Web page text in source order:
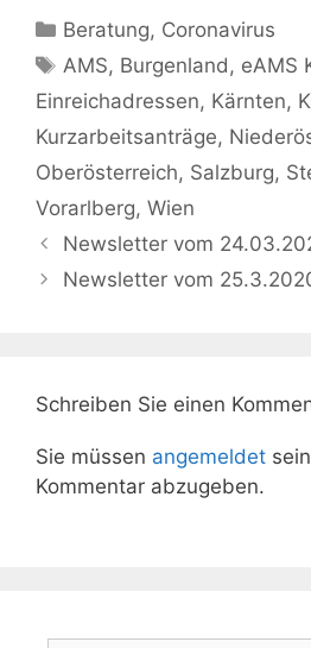
Kategorien
Beratung, Coronavirus
Schlagwörter
AMS, Burgenland , eAMS
Einreichadressen, Kärnten,
Kurzarbeitsanträge,
Oberösterreich, Salzburg,
Vorarlberg, Wien
Newsletter vom
Newsletter vom
Schreiben Sie einen
Sie müssen angemeldet
Kommentar abzugeben.